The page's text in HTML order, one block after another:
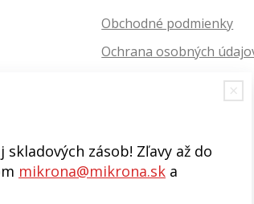
Obchodné podmienky
Ochrana osobných
zásob! Zľavy až do
mikrona@mikrona.sk a